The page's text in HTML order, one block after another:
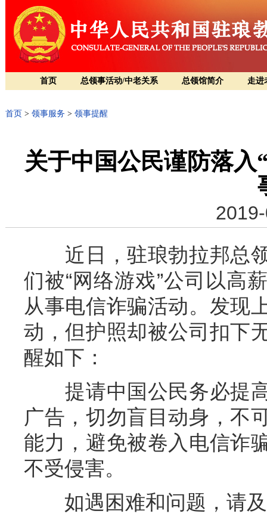
首页 总领事活动/中老关系 总领馆简介 走进
首页 > 领事服务 > 领事提醒
关于中国公民谨防落
近日，驻琅勃拉邦总领
们被“网络游戏”公司以高
从事电信诈骗活动。发现
动，但护照却被公司扣下
醒如下：
提请中国公民务必提高
广告，切勿盲目动身，不
能力，避免被卷入电信诈
不受侵害。
如遇困难和问题，请及